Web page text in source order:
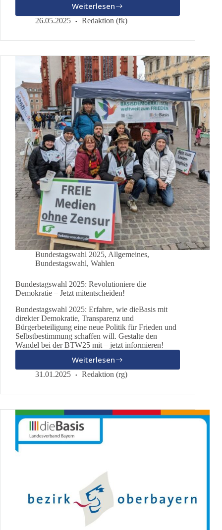
Weiterlesen
EU-
Sanktionspaket:
Deutschland
der
EU)
wird’s
dunkel!
26.05.2025 Redaktion (fk)
Bundestagswahl 2025, Allgemeines,
Bundestagswahl, Wahlen
Bundestagswahl 2025: Revolutioniere die
Demokratie – Jetzt mitentscheiden!
Bundestagswahl 2025: Erfahre, wie dieBasis mit
direkter Demokratie, Transparenz und
Bürgerbeteiligung eine neue Politik für Frieden und
Selbstbestimmung schaffen will. Gestalte den
Wandel bei der BTW25 mit – jetzt informieren!
WeiterlesenBundestagswahl
2025:
die
–
31.01.2025 Redaktion (rg)